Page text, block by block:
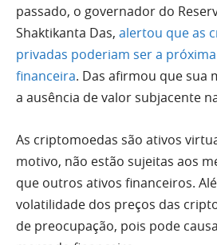
passado, o governador do
Shaktikanta Das, alertou que as
privadas poderiam ser a
financeira. Das afirmou que sua
a ausência de valor subjacente
As criptomoedas são ativos
motivo, não estão sujeitas aos
que outros ativos financeiros.
volatilidade dos preços das
de preocupação, pois pode